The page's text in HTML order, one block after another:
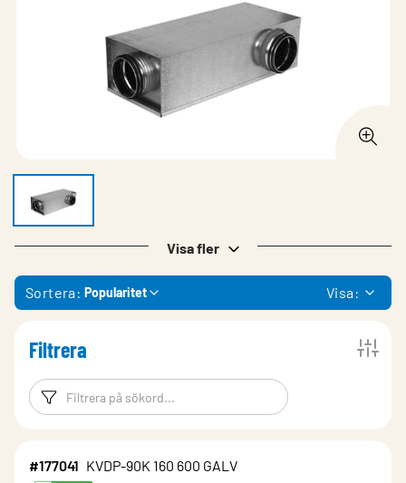
Visa fler
Sortera: Popularitet Visa:
Filtrera
Filtreringsord Filtrera
#177041 KVDP-90K 160 600 GALV